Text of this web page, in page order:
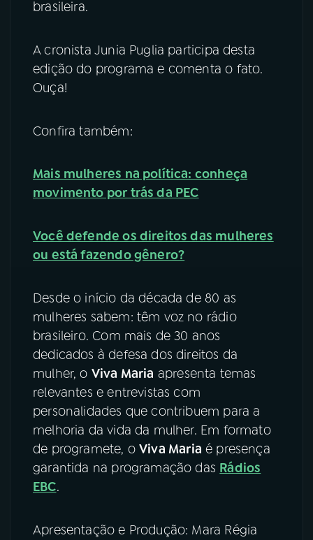
brasileira.
A cronista Junia Puglia participa desta
edição do programa e comenta o fato.
Ouça!
Confira também:
Mais mulheres na política: conheça
movimento por trás da PEC
Você defende os direitos das mulheres
ou está fazendo gênero?
Desde o início da década de 80 as
mulheres sabem: têm voz no rádio
brasileiro. Com mais de 30 anos
dedicados à defesa dos direitos da
mulher, o Viva Maria apresenta temas
relevantes e entrevistas com
personalidades que contribuem para a
melhoria da vida da mulher. Em formato
de programete, oViva Maria é presença
garantida na programação das Rádios
EBC.
Apresentação e Produção: Mara Régia